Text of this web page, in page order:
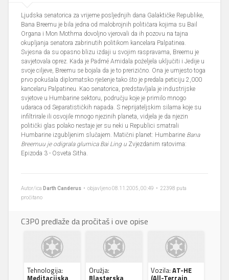
Ljudska senatorica za vrijeme posljednjih dana Galaktičke Republike,
Bana Breemu je bila jedna od malobrojnih političara kojima su Bail
Organa i Mon Mothma dovoljno vjerovali da ih pozovu na tajna
okupljanja senatora zabrinutih politikom kancelara Palpatinea.
Svjesna da su opasno blizu izdaji u svojim raspravama, Breemu je
savjetovala oprez. Kada je Padmé Amidala poželjela uključiti i Jedije u
svoje ciljeve, Breemu se bojala da je to prerizično. Ona je umjesto toga
prvo pokušala diplomatsko rješenje tako što je predala peticiju 2,000
kancelaru Palpatineu. Kao senatorica, predstavljala je industrijske
svjetove u Humbarine sektoru, području koje je primilo mnogo
udaraca od Separatističkih napada. S neprijateljskim silama koje su
infiltrirale ili osvojile mnogo njezinih planeta, vidjela je da njezin
politički glas polako nestaje jer su neki u Republici smatrali
Humbarine izgubljenim slučajem. Matični planet: Humbarine Bana
Breemuu je odigrala glumica Bai Ling u Zvjezdanim ratovima:
Epizoda 3 - Osveta Sitha.
Autor/ica Darth Canderus • objavljeno 08.11.2005, 00:49 • 22398 puta
pročitano
C3P0 predlaže da pročitaš i ove opise
Tehnologija: Oružja: Vozila:AT-HE